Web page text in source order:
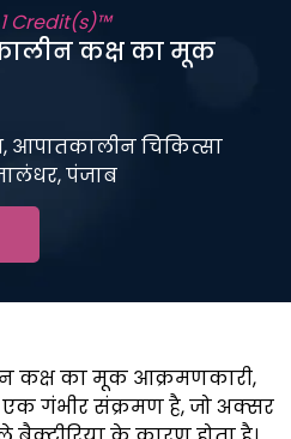
Credit(s)™
कक्ष का मूक
आपातकालीन चिकित्सा
पंजाब
कक्ष का मूक आक्रमणकारी,
गंभीर संक्रमण है, जो अक्सर